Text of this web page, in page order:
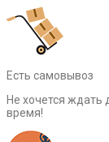
Есть самовывоз
Не хочется ждать
время!